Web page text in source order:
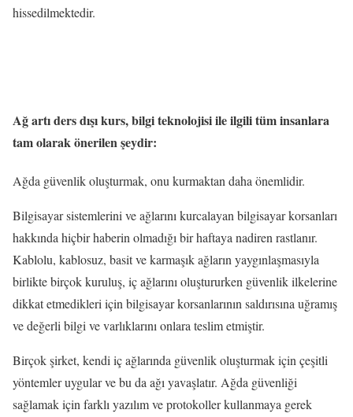
hissedilmektedir.
Ağ artı ders dışı kurs, bilgi teknolojisi ile ilgili tüm insanlara
tam olarak önerilen şeydir:
Ağda güvenlik oluşturmak, onu kurmaktan daha önemlidir.
Bilgisayar sistemlerini ve ağlarını kurcalayan bilgisayar korsanları
hakkında hiçbir haberin olmadığı bir haftaya nadiren rastlanır.
Kablolu, kablosuz, basit ve karmaşık ağların yaygınlaşmasıyla
birlikte birçok kuruluş, iç ağlarını oluştururken güvenlik ilkelerine
dikkat etmedikleri için bilgisayar korsanlarının saldırısına uğramış
ve değerli bilgi ve varlıklarını onlara teslim etmiştir.
Birçok şirket, kendi iç ağlarında güvenlik oluşturmak için çeşitli
yöntemler uygular ve bu da ağı yavaşlatır. Ağda güvenliği
sağlamak için farklı yazılım ve protokoller kullanmaya gerek